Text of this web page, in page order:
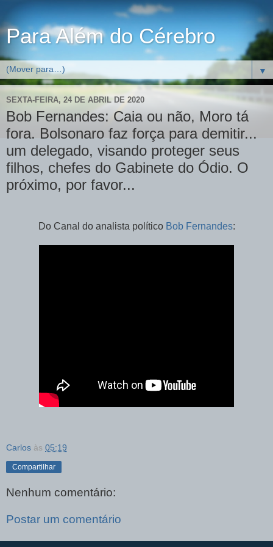
Para Além do Cérebro
▼
SEXTA-FEIRA, 24 DE ABRIL DE 2020
Bob Fernandes: Caia ou não, Moro tá
fora. Bolsonaro faz força para demitir...
um delegado, visando proteger seus
filhos, chefes do Gabinete do Ódio. O
próximo, por favor...
Do Canal do analista político Bob Fernandes:
Carlos às 05:19
Compartilhar
Nenhum comentário:
Postar um comentário